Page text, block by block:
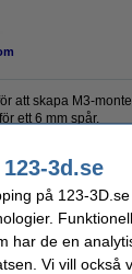
att skapa M3-
ett 6 mm spår.
4 mm
9 mm
3d.se
på 123-
har de en
Vi vill också